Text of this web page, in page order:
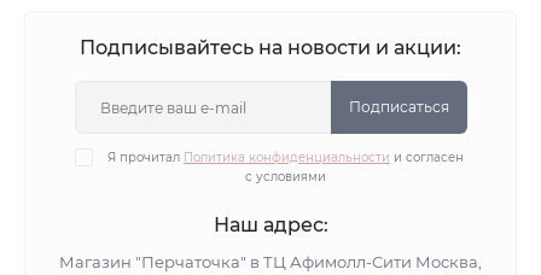
Подписывайтесь на новости и акции:
Подписаться
Я прочитал Политика конфиденциальности и согласен
с условиями
Наш адрес:
Магазин "Перчаточка" в ТЦ Афимолл-Сити Москва,